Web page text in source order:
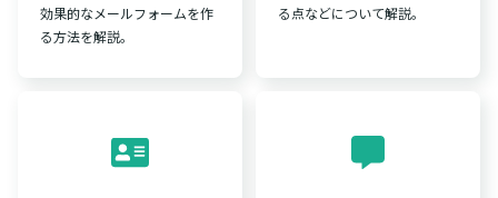
効果的なメールフォームを作
る方法を解説。
る点などについて解説。